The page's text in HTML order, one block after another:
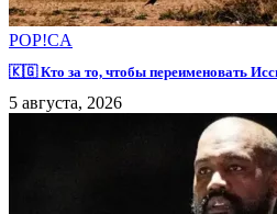
POP!CA
🇰🇬 Кто за то, чтобы переименовать
5 августа, 2026